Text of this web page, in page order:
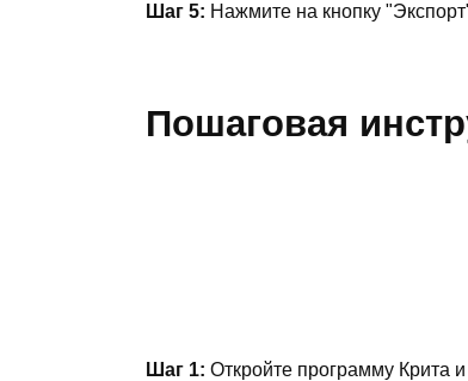
Шаг 5: Нажмите на кнопку
Пошаговая
Шаг 1: Откройте программу Крита